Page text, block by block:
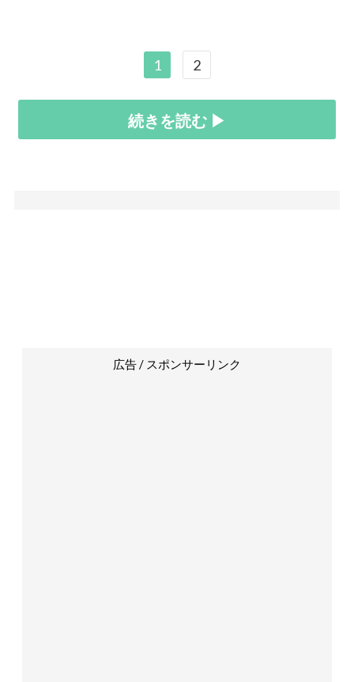
1 2
続きを読む ▶
広告 / スポンサーリンク